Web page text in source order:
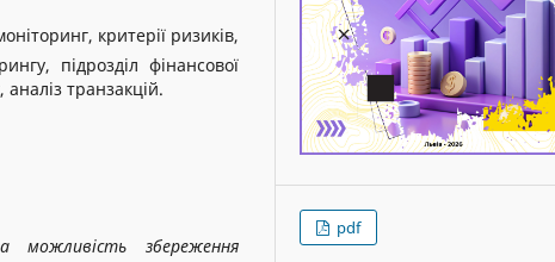
критерії ризиків,
підрозділ фінансової
транзакцій.
можливість збереження
pdf